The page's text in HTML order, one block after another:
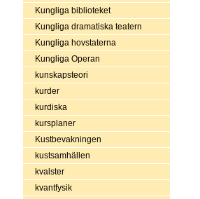
Kungliga biblioteket
Kungliga dramatiska teatern
Kungliga hovstaterna
Kungliga Operan
kunskapsteori
kurder
kurdiska
kursplaner
Kustbevakningen
kustsamhällen
kvalster
kvantfysik